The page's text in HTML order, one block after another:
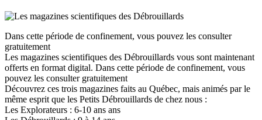
Dans cette période de confinement, vous pouvez les consulter
gratuitement
Les magazines scientifiques des Débrouillards vous sont maintenant
offerts en format digital. Dans cette période de confinement, vous
pouvez les consulter gratuitement
Découvrez ces trois magazines faits au Québec, mais animés par le
même esprit que les Petits Débrouillards de chez nous :
Les Explorateurs : 6-10 ans ans